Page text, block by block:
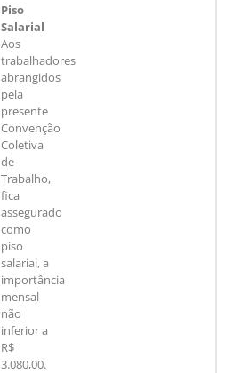
Piso
Salarial
Aos
trabalhadores
abrangidos
pela
presente
Convenção
Coletiva
de
Trabalho,
fica
assegurado
como
piso
salarial, a
importância
mensal
não
inferior a
R$
3.080,00.